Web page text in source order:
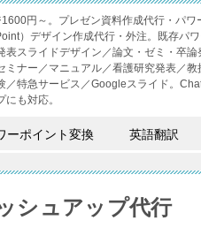
円～。プレゼン資料作成代行・パ
）デザイン作成代行・外注。既存パ
表スライドデザイン／論文・ゼミ・卒
ミナー／マニュアル／看護研究発表／
／特急サービス／Googleスライド。
にも対応。
ーポイント変換 英語翻訳
シュアップ代行